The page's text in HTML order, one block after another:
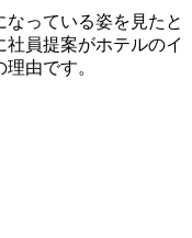
っている姿を見たと
員提案がホテルのイ
由です。